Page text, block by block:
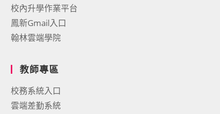
校內升學作業平台
鳳新Gmail入口
翰林雲端學院
教師專區
校務系統入口
雲端差勤系統